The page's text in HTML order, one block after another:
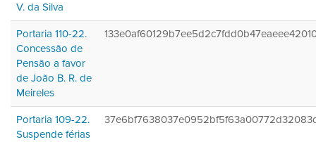
V. da Silva
Portaria 110-22.
Concessão de
Pensão a favor
de João B. R. de
Meireles
Portaria 109-22.
Suspende férias